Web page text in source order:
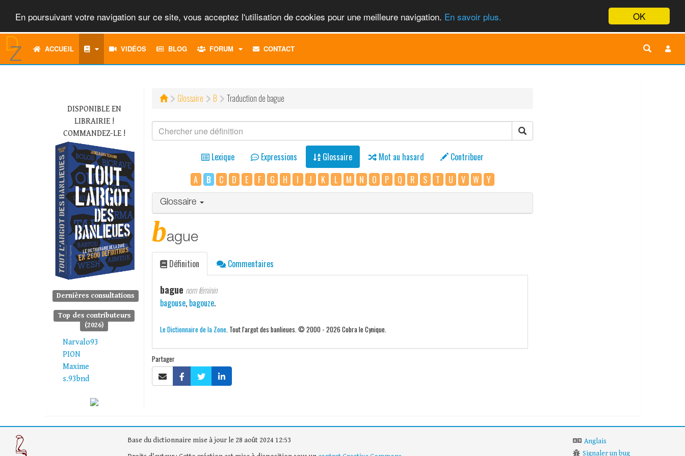
OK
En poursuivant votre navigation sur ce site, vous acceptez l'utilisation de cookies pour une meilleure navigation. En savoir plus.
ACCUEIL VIDÉOS BLOG FORUM
TOGGLECONTACT
DISPONIBLE EN
LIBRAIRIE !
COMMANDEZ-LE !
Dernières consultations
Top des contributeurs
(2026)
Narvalo93
PION
Maxime
s.93bnd
Glossaire B Traduction de bague
Lexique Expressions Glossaire Mot au hasard
Contribuer
A
B C D E F G H I J K L M N O P Q R S T U V W Y
Glossaire
bague
Définition Commentaires
bague nom féminin
bagouse, bagouze.
Le Dictionnaire de la Zone. Tout l'argot des banlieues. © 2000 - 2026 Cobra le Cynique.
Partager
Base du dictionnaire mise à jour le 28 août 2024 12:53
Anglais
Signaler un bug